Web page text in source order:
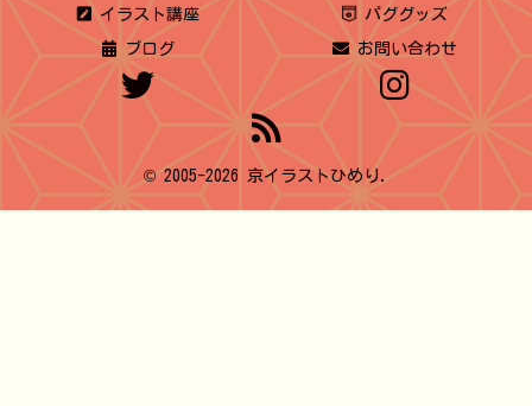
イラスト講座 パググッズ
ブログ お問い合わせ
© 2005-2026 京イラストひめり.